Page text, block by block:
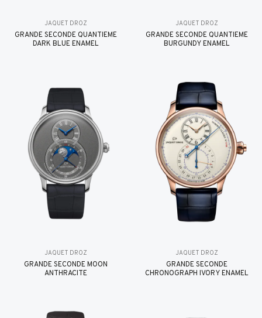
JAQUET DROZ
GRANDE SECONDE QUANTIÈME
DARK BLUE ENAMEL
JAQUET DROZ
GRANDE SECONDE QUANTIÈME
BURGUNDY ENAMEL
JAQUET DROZ
GRANDE SECONDE MOON
ANTHRACITE
JAQUET DROZ
GRANDE SECONDE
CHRONOGRAPH IVORY ENAMEL